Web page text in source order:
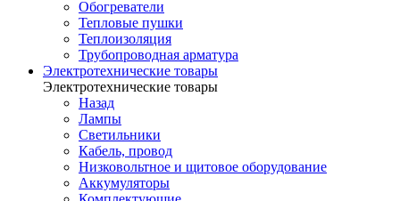
Обогреватели
Тепловые пушки
Теплоизоляция
Трубопроводная арматура
Электротехнические товары
Электротехнические товары
Назад
Лампы
Светильники
Кабель, провод
Низковольтное и щитовое оборудование
Аккумуляторы